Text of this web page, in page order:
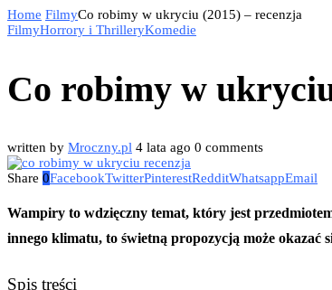
Home FilmyCo robimy w ukryciu (2015) – recenzja
FilmyHorrory i ThrilleryKomedie
Co robimy w
written by Mroczny.pl 4 lata ago 0 comments
Share 0FacebookTwitterPinterestRedditWhatsappEmail
Wampiry to wdzięczny temat, który jest
innego klimatu, to świetną propozycją może
Spis treści